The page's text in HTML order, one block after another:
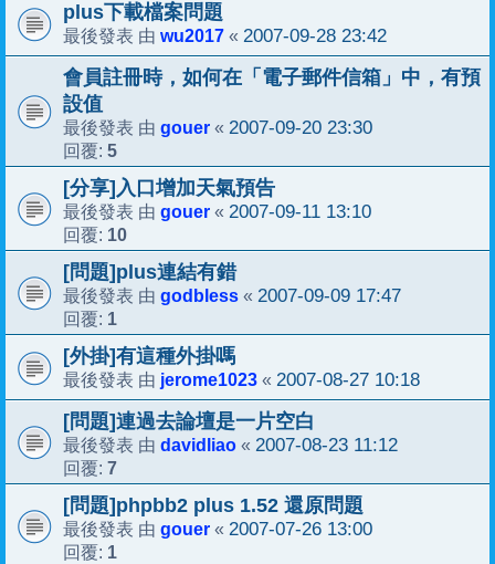
plus下載檔案問題
最後發表 由 wu2017 « 2007-09-28 23:42
會員註冊時，如何在「電子郵件信箱」中，有預
設值
最後發表 由 gouer « 2007-09-20 23:30
回覆: 5
[分享]入口增加天氣預告
最後發表 由 gouer « 2007-09-11 13:10
回覆: 10
[問題]plus連結有錯
最後發表 由 godbless « 2007-09-09 17:47
回覆: 1
[外掛]有這種外掛嗎
最後發表 由 jerome1023 « 2007-08-27 10:18
[問題]連過去論壇是一片空白
最後發表 由 davidliao « 2007-08-23 11:12
回覆: 7
[問題]phpbb2 plus 1.52 還原問題
最後發表 由 gouer « 2007-07-26 13:00
回覆: 1